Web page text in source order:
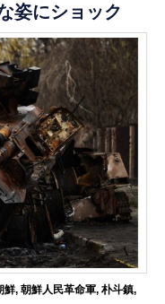
姿にショック
鮮, 朝鮮人民革命軍, 朴斗鎮,